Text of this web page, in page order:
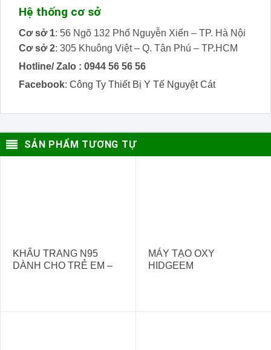
Hệ thống cơ sở
Cơ sở 1: 56 Ngõ 132 Phố Nguyễn Xiển – TP. Hà Nội
Cơ sở 2: 305 Khuông Việt – Q. Tân Phú – TP.HCM
Hotline/ Zalo : 0944 56 56 56
Facebook: Công Ty Thiết Bị Y Tế Nguyệt Cát
SẢN PHẨM TƯƠNG TỰ
KHẨU TRANG N95
DÀNH CHO TRẺ EM –
MÁY TẠO OXY
HIDGEEM